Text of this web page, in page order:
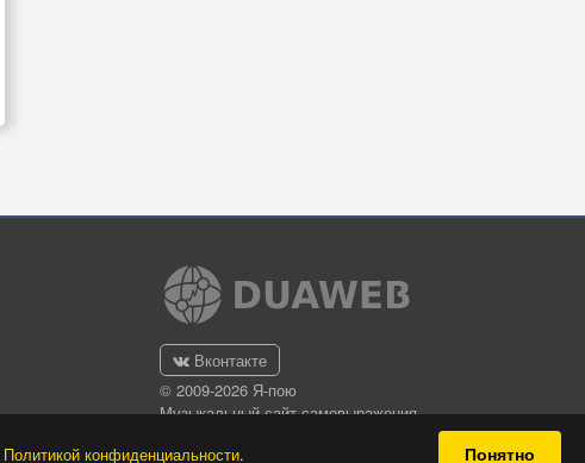
Политикой конфиденциальности. Понятно
Вконтакте
© 2009-2026 Я-пою
Музыкальный сайт самовыражения